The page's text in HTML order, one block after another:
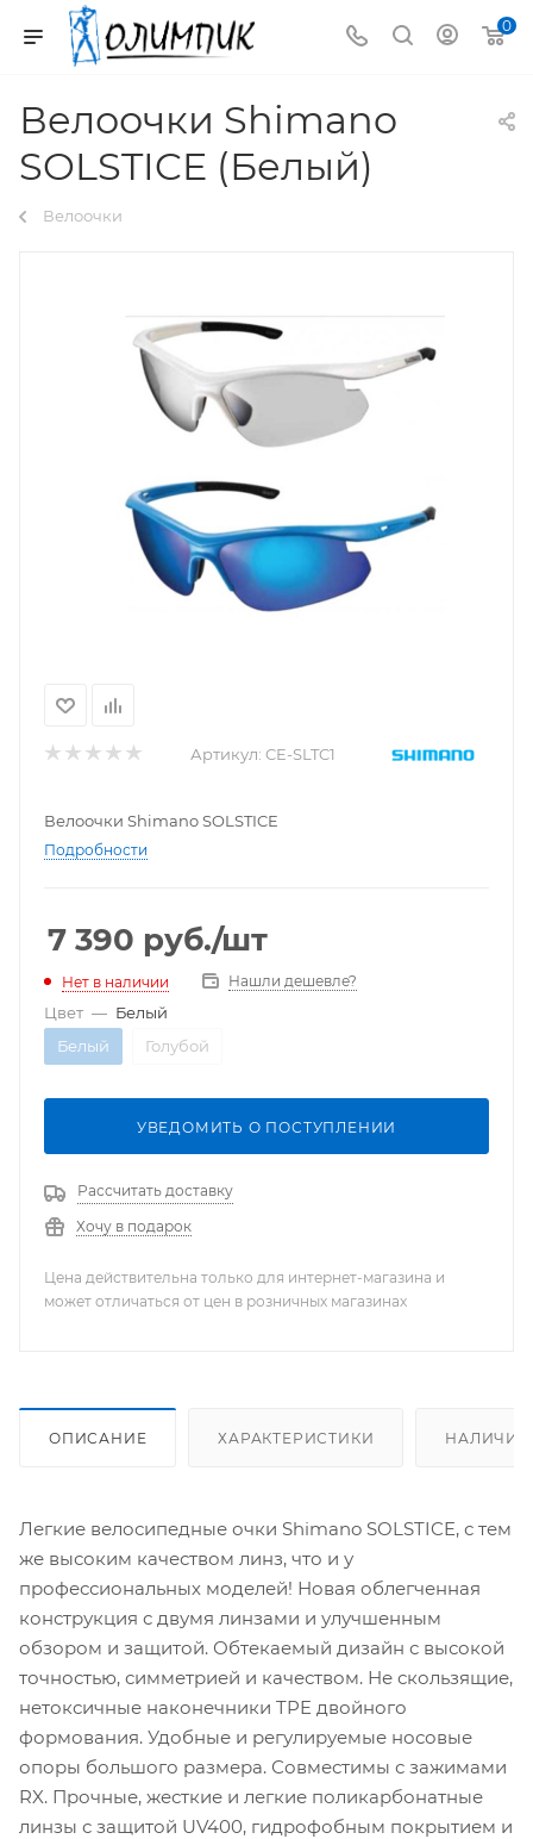
0
Велоочки Shimano
SOLSTICE (Белый)
Велоочки
Артикул: CE-SLTC1
Велоочки Shimano SOLSTICE
Подробности
7 390 руб./шт
Нет в наличии Нашли дешевле?
Цвет — Белый
Белый
Голубой
УВЕДОМИТЬ О ПОСТУПЛЕНИИ
Рассчитать доставку
Хочу в подарок
Цена действительна только для интернет-магазина и
может отличаться от цен в розничных магазинах
ОПИСАНИЕ ХАРАКТЕРИСТИКИ НАЛИЧИЕ
Легкие велосипедные очки Shimano SOLSTICE, с тем
же высоким качеством линз, что и у
профессиональных моделей! Новая облегченная
конструкция с двумя линзами и улучшенным
обзором и защитой. Обтекаемый дизайн с высокой
точностью, симметрией и качеством. Не скользящие,
нетоксичные наконечники TPE двойного
формования. Удобные и регулируемые носовые
опоры большого размера. Совместимы с зажимами
RX. Прочные, жесткие и легкие поликарбонатные
линзы с защитой UV400, гидрофобным покрытием и